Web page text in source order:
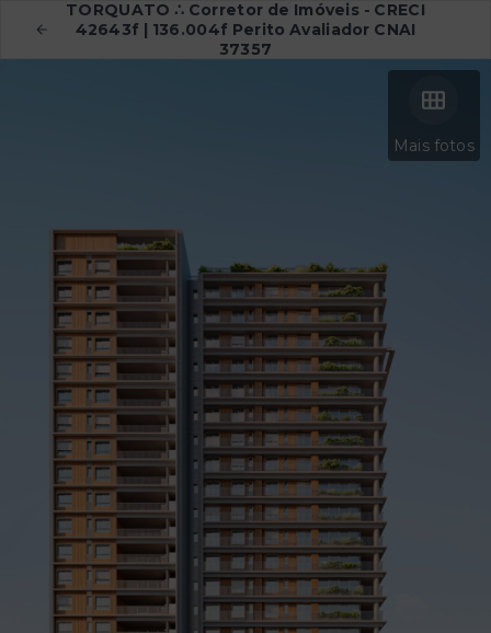
TORQUATO ∴ Corretor de Imóveis - CRECI
42643f | 136.004f Perito Avaliador CNAI
37357
Mais fotos